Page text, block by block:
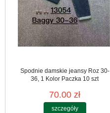
Spodnie damskie jeansy Roz 30-
36, 1 Kolor Paczka 10 szt
70.00 zł
szczegóły